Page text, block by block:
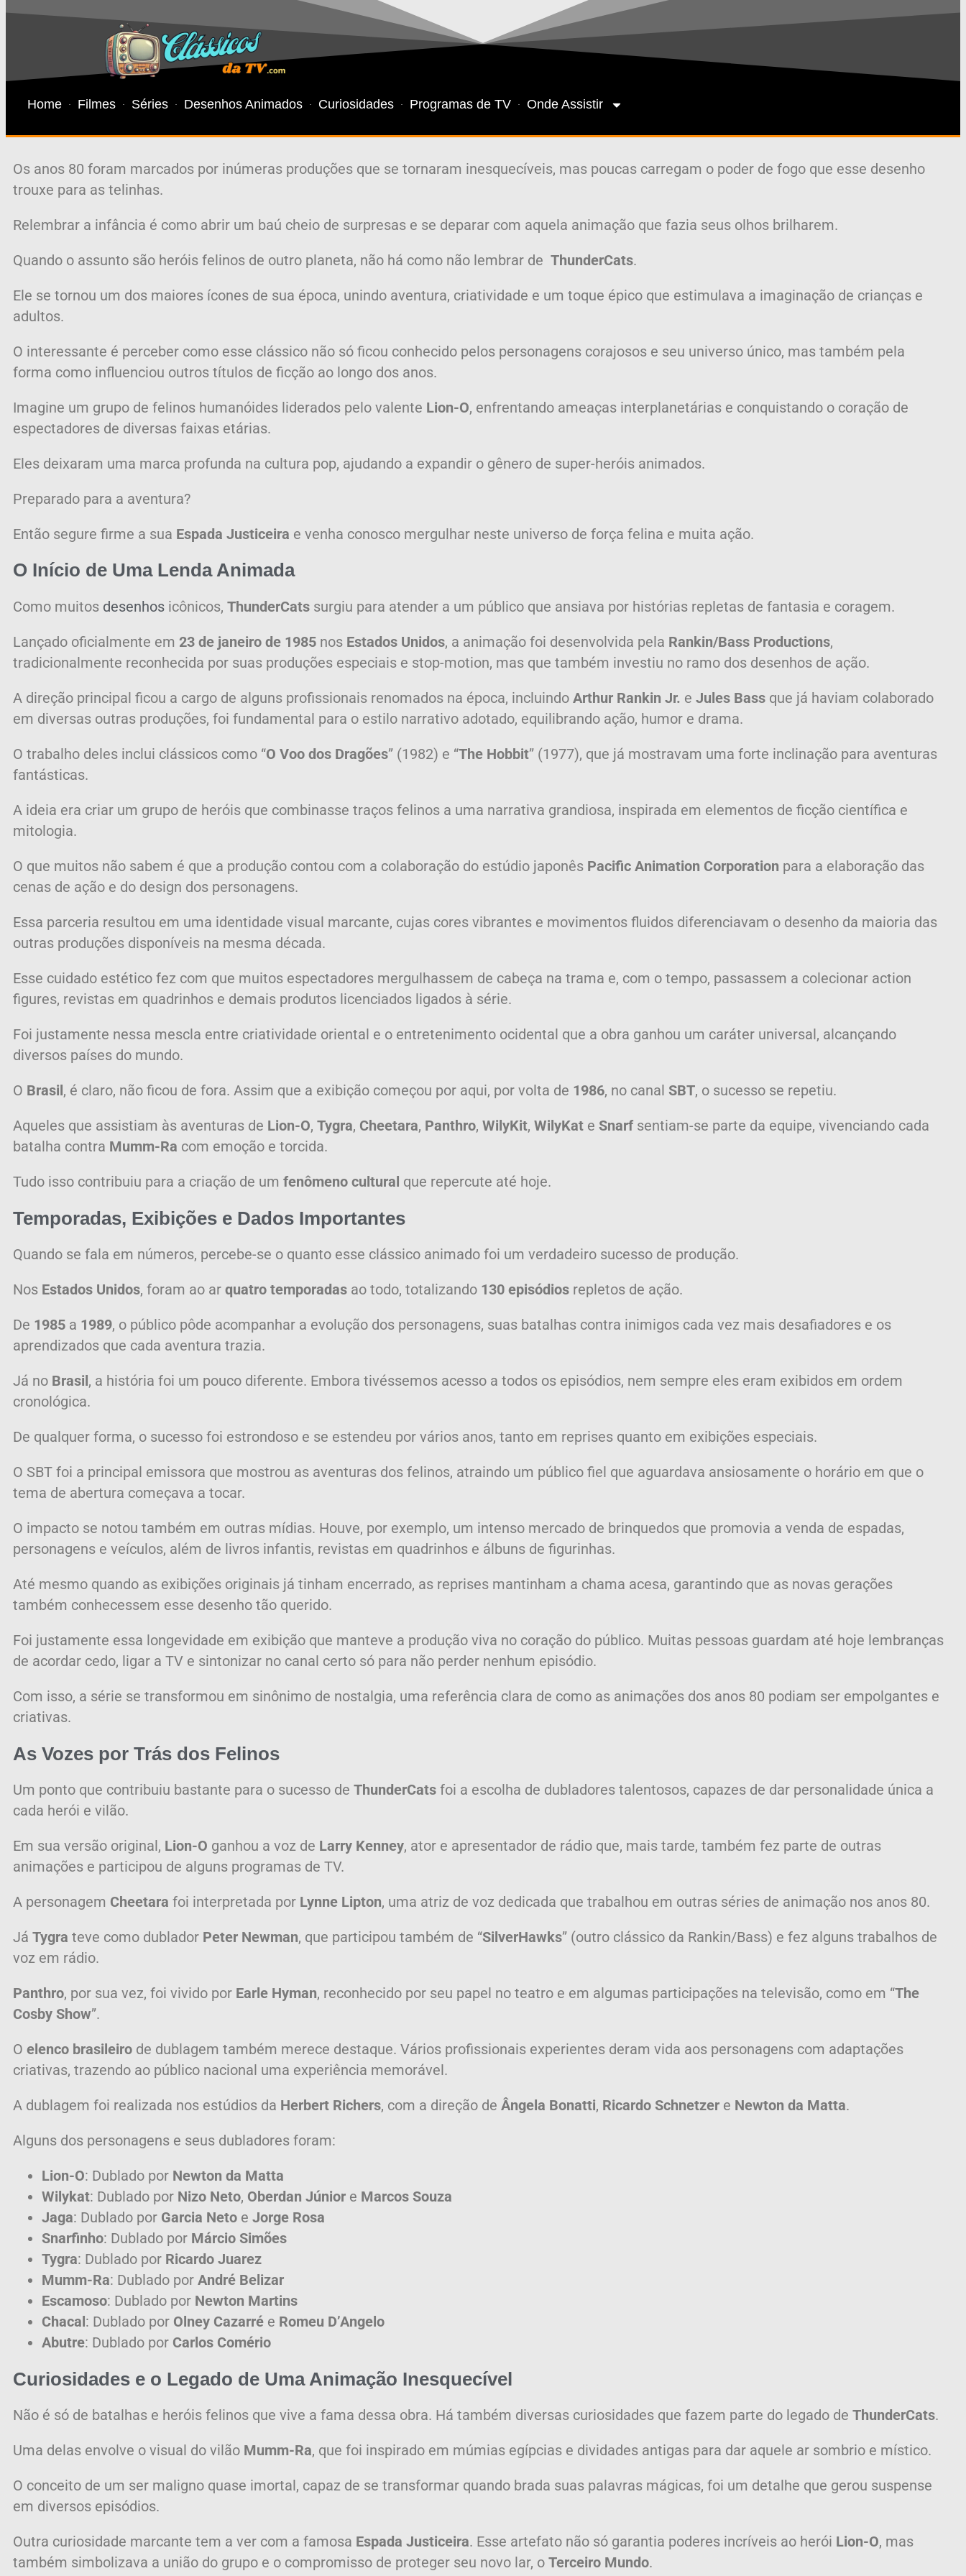
Home Filmes Séries Desenhos Animados Curiosidades Programas de TV Onde Assistir
Os anos 80 foram marcados por inúmeras produções que se tornaram inesquecíveis, mas poucas carregam o poder de fogo que esse desenho
trouxe para as telinhas.
Relembrar a infância é como abrir um baú cheio de surpresas e se deparar com aquela animação que fazia seus olhos brilharem.
Quando o assunto são heróis felinos de outro planeta, não há como não lembrar de ThunderCats.
Ele se tornou um dos maiores ícones de sua época, unindo aventura, criatividade e um toque épico que estimulava a imaginação de crianças e
adultos.
O interessante é perceber como esse clássico não só ficou conhecido pelos personagens corajosos e seu universo único, mas também pela
forma como influenciou outros títulos de ficção ao longo dos anos.
Imagine um grupo de felinos humanóides liderados pelo valente Lion-O, enfrentando ameaças interplanetárias e conquistando o coração de
espectadores de diversas faixas etárias.
Eles deixaram uma marca profunda na cultura pop, ajudando a expandir o gênero de super-heróis animados.
Preparado para a aventura?
Então segure firme a sua Espada Justiceira e venha conosco mergulhar neste universo de força felina e muita ação.
O Início de Uma Lenda Animada
Como muitos desenhos icônicos, ThunderCats surgiu para atender a um público que ansiava por histórias repletas de fantasia e coragem.
Lançado oficialmente em 23 de janeiro de 1985 nos Estados Unidos, a animação foi desenvolvida pela Rankin/Bass Productions,
tradicionalmente reconhecida por suas produções especiais e stop-motion, mas que também investiu no ramo dos desenhos de ação.
A direção principal ficou a cargo de alguns profissionais renomados na época, incluindo Arthur Rankin Jr. e Jules Bass que já haviam colaborado
em diversas outras produções, foi fundamental para o estilo narrativo adotado, equilibrando ação, humor e drama.
O trabalho deles inclui clássicos como “O Voo dos Dragões” (1982) e “The Hobbit” (1977), que já mostravam uma forte inclinação para aventuras
fantásticas.
A ideia era criar um grupo de heróis que combinasse traços felinos a uma narrativa grandiosa, inspirada em elementos de ficção científica e
mitologia.
O que muitos não sabem é que a produção contou com a colaboração do estúdio japonês Pacific Animation Corporation para a elaboração das
cenas de ação e do design dos personagens.
Essa parceria resultou em uma identidade visual marcante, cujas cores vibrantes e movimentos fluidos diferenciavam o desenho da maioria das
outras produções disponíveis na mesma década.
Esse cuidado estético fez com que muitos espectadores mergulhassem de cabeça na trama e, com o tempo, passassem a colecionar action
figures, revistas em quadrinhos e demais produtos licenciados ligados à série.
Foi justamente nessa mescla entre criatividade oriental e o entretenimento ocidental que a obra ganhou um caráter universal, alcançando
diversos países do mundo.
O Brasil, é claro, não ficou de fora. Assim que a exibição começou por aqui, por volta de 1986, no canal SBT, o sucesso se repetiu.
Aqueles que assistiam às aventuras de Lion-O, Tygra, Cheetara, Panthro, WilyKit, WilyKat e Snarf sentiam-se parte da equipe, vivenciando cada
batalha contra Mumm-Ra com emoção e torcida.
Tudo isso contribuiu para a criação de um fenômeno cultural que repercute até hoje.
Temporadas, Exibições e Dados Importantes
Quando se fala em números, percebe-se o quanto esse clássico animado foi um verdadeiro sucesso de produção.
Nos Estados Unidos, foram ao ar quatro temporadas ao todo, totalizando 130 episódios repletos de ação.
De 1985 a 1989, o público pôde acompanhar a evolução dos personagens, suas batalhas contra inimigos cada vez mais desafiadores e os
aprendizados que cada aventura trazia.
Já no Brasil, a história foi um pouco diferente. Embora tivéssemos acesso a todos os episódios, nem sempre eles eram exibidos em ordem
cronológica.
De qualquer forma, o sucesso foi estrondoso e se estendeu por vários anos, tanto em reprises quanto em exibições especiais.
O SBT foi a principal emissora que mostrou as aventuras dos felinos, atraindo um público fiel que aguardava ansiosamente o horário em que o
tema de abertura começava a tocar.
O impacto se notou também em outras mídias. Houve, por exemplo, um intenso mercado de brinquedos que promovia a venda de espadas,
personagens e veículos, além de livros infantis, revistas em quadrinhos e álbuns de figurinhas.
Até mesmo quando as exibições originais já tinham encerrado, as reprises mantinham a chama acesa, garantindo que as novas gerações
também conhecessem esse desenho tão querido.
Foi justamente essa longevidade em exibição que manteve a produção viva no coração do público. Muitas pessoas guardam até hoje lembranças
de acordar cedo, ligar a TV e sintonizar no canal certo só para não perder nenhum episódio.
Com isso, a série se transformou em sinônimo de nostalgia, uma referência clara de como as animações dos anos 80 podiam ser empolgantes e
criativas.
As Vozes por Trás dos Felinos
Um ponto que contribuiu bastante para o sucesso de ThunderCats foi a escolha de dubladores talentosos, capazes de dar personalidade única a
cada herói e vilão.
Em sua versão original, Lion-O ganhou a voz de Larry Kenney, ator e apresentador de rádio que, mais tarde, também fez parte de outras
animações e participou de alguns programas de TV.
A personagem Cheetara foi interpretada por Lynne Lipton, uma atriz de voz dedicada que trabalhou em outras séries de animação nos anos 80.
Já Tygra teve como dublador Peter Newman, que participou também de “SilverHawks” (outro clássico da Rankin/Bass) e fez alguns trabalhos de
voz em rádio.
Panthro, por sua vez, foi vivido por Earle Hyman, reconhecido por seu papel no teatro e em algumas participações na televisão, como em “The
Cosby Show”.
O elenco brasileiro de dublagem também merece destaque. Vários profissionais experientes deram vida aos personagens com adaptações
criativas, trazendo ao público nacional uma experiência memorável.
A dublagem foi realizada nos estúdios da Herbert Richers, com a direção de Ângela Bonatti, Ricardo Schnetzer e Newton da Matta.
Alguns dos personagens e seus dubladores foram:
Lion-O: Dublado por Newton da Matta
Wilykat: Dublado por Nizo Neto, Oberdan Júnior e Marcos Souza
Jaga: Dublado por Garcia Neto e Jorge Rosa
Snarfinho: Dublado por Márcio Simões
Tygra: Dublado por Ricardo Juarez
Mumm-Ra: Dublado por André Belizar
Escamoso: Dublado por Newton Martins
Chacal: Dublado por Olney Cazarré e Romeu D’Angelo
Abutre: Dublado por Carlos Comério
Curiosidades e o Legado de Uma Animação Inesquecível
Não é só de batalhas e heróis felinos que vive a fama dessa obra. Há também diversas curiosidades que fazem parte do legado de ThunderCats.
Uma delas envolve o visual do vilão Mumm-Ra, que foi inspirado em múmias egípcias e dividades antigas para dar aquele ar sombrio e místico.
O conceito de um ser maligno quase imortal, capaz de se transformar quando brada suas palavras mágicas, foi um detalhe que gerou suspense
em diversos episódios.
Outra curiosidade marcante tem a ver com a famosa Espada Justiceira. Esse artefato não só garantia poderes incríveis ao herói Lion-O, mas
também simbolizava a união do grupo e o compromisso de proteger seu novo lar, o Terceiro Mundo.